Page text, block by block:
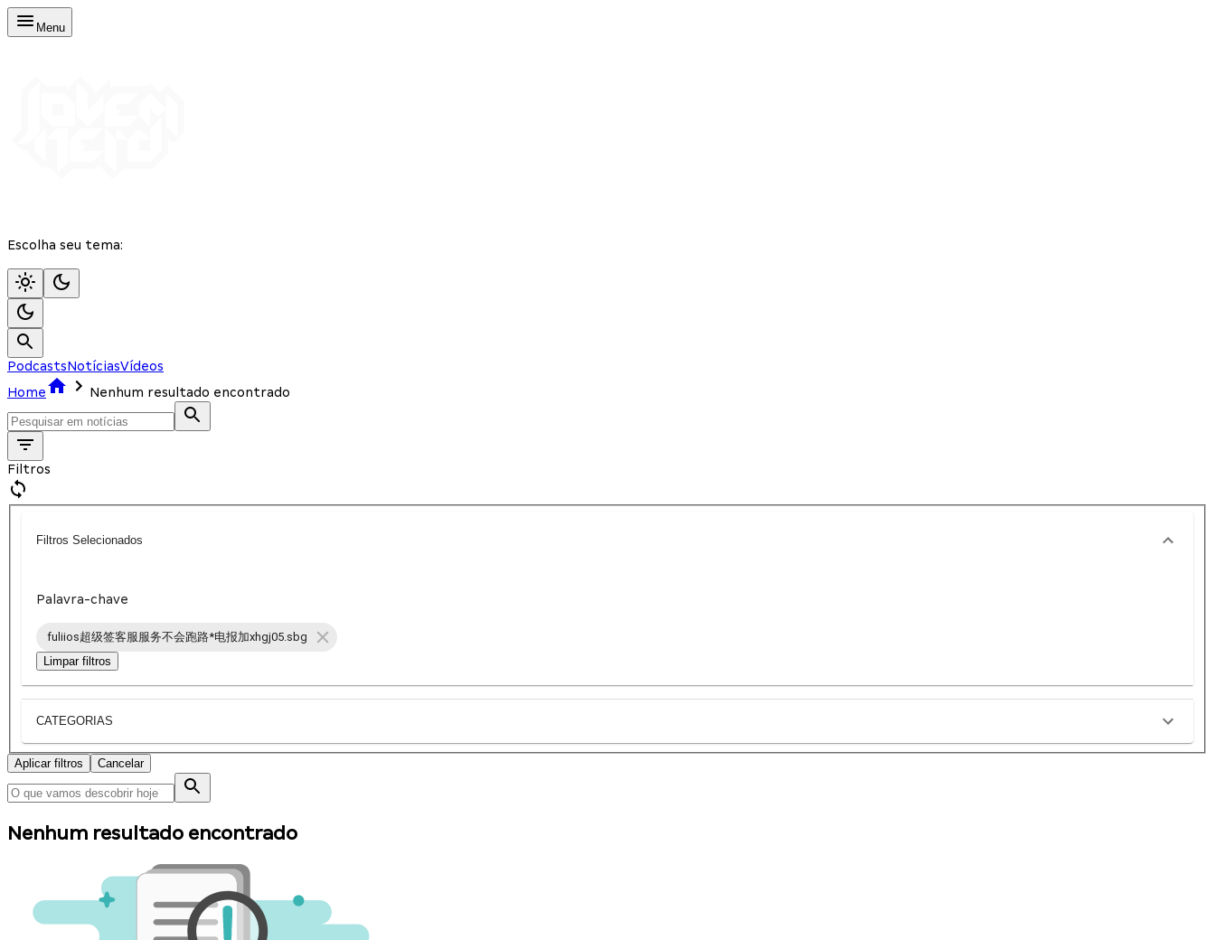
Menu
Escolha seu tema:
PodcastsNotíciasVídeos
Home
Nenhum resultado encontrado
Filtros
Filtros Selecionados
Palavra-chave
fuliios超级签客服服务不会跑路*电报加xhgj05.sbg
Limpar filtros
CATEGORIAS
Aplicar filtros Cancelar
Nenhum resultado encontrado